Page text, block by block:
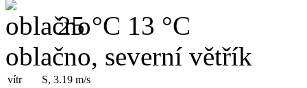
25 °C 13 °C
oblačno, severní větřík
vítr S, 3.19 m/s